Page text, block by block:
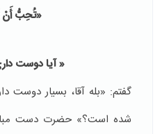
«تُحِبُّ أَنْ
« آیا دوست
گفتم: «بله آقا، بسیار دوست
شده است؟» حضرت دست